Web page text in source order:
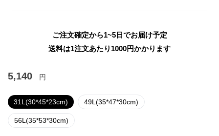
ご注文確定から1~5日でお届け予定
送料は1注文あたり 1000円かかります
5,140 円
31L(30*45*23cm) 49L(35*47*30cm)
56L(35*53*30cm)